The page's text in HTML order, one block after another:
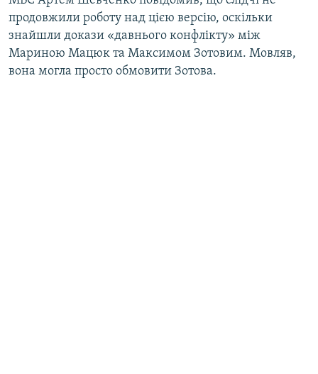
продовжили роботу над цією версію, оскільки
знайшли докази «давнього конфлікту» між
Мариною Мацюк та Максимом Зотовим. Мовляв,
вона могла просто обмовити Зотова.